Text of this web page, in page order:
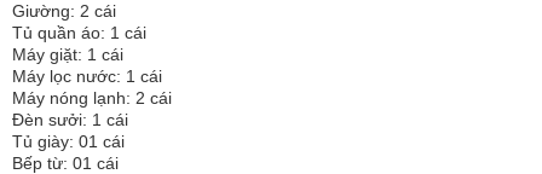
Giường: 2 cái
Tủ quần áo: 1 cái
Máy giặt: 1 cái
Máy lọc nước: 1 cái
Máy nóng lạnh: 2 cái
Đèn sưởi: 1 cái
Tủ giày: 01 cái
Bếp từ: 01 cái